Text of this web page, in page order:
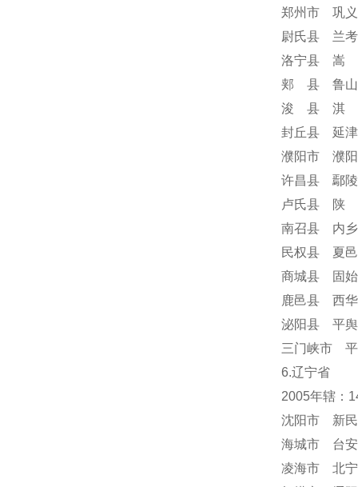
郑州市 巩
尉氏县 兰
洛宁县 嵩
郏 县 鲁
浚 县 淇
封丘县 延
濮阳市 濮
许昌县 鄢
卢氏县 陕
南召县 内
民权县 夏
商城县 固
鹿邑县 西
泌阳县 平
三门峡市
6.辽宁省
2005年辖：
沈阳市 新
海城市 台
凌海市 北